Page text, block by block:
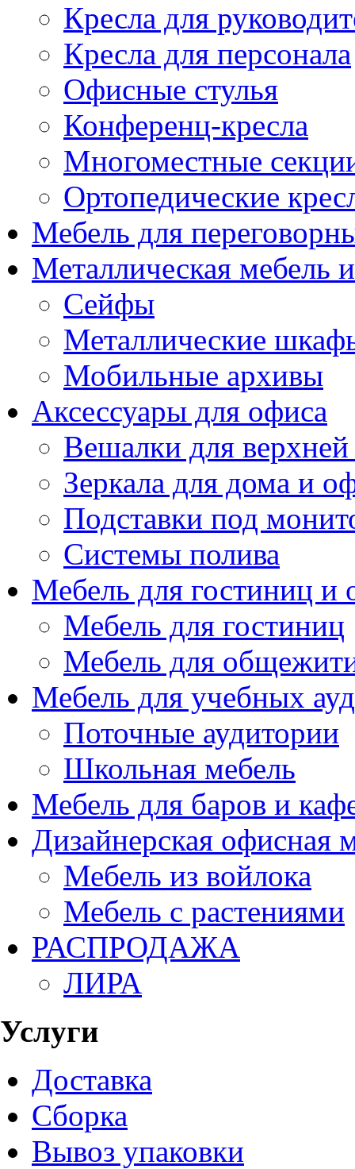
Кресла для
Кресла для персонала
Офисные стулья
Конференц-кресла
Многоместные
Ортопедические
Мебель для
Металлическая мебель
Сейфы
Металлические
Мобильные архивы
Аксессуары для офиса
Вешалки для
Зеркала для дома и
Подставки под
Системы полива
Мебель для гостиниц
Мебель для гостиниц
Мебель для
Мебель для учебных
Поточные аудитории
Школьная мебель
Мебель для баров и
Дизайнерская офисная
Мебель из войлока
Мебель с растениями
РАСПРОДАЖА
ЛИРА
Услуги
Доставка
Сборка
Вывоз упаковки